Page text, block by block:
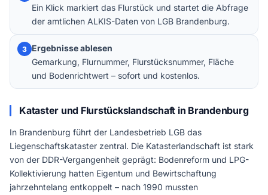
Ein Klick markiert das Flurstück und startet die Abfrage
der amtlichen ALKIS-Daten von LGB Brandenburg.
3 Ergebnisse ablesen
Gemarkung, Flurnummer, Flurstücksnummer, Fläche
und Bodenrichtwert – sofort und kostenlos.
Kataster und Flurstückslandschaft in Brandenburg
In Brandenburg führt der Landesbetrieb LGB das
Liegenschaftskataster zentral. Die Katasterlandschaft ist stark
von der DDR-Vergangenheit geprägt: Bodenreform und LPG-
Kollektivierung hatten Eigentum und Bewirtschaftung
jahrzehntelang entkoppelt – nach 1990 mussten